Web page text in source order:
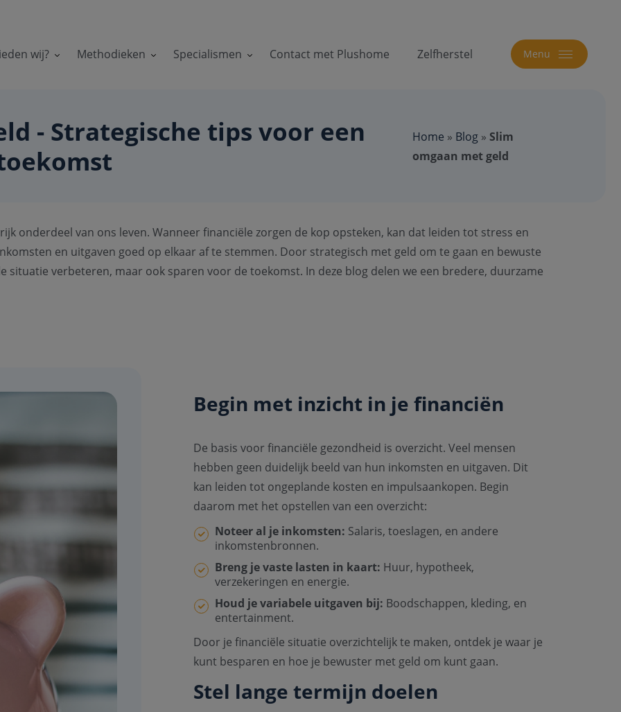
wij? Methodieken Specialismen Contact met Plushome Zelfherstel Menu
- Strategische tips voor een
Home » Blog » Slim
omgaan met geld
onderdeel van ons leven. Wanneer financiële zorgen de kop opsteken, kan dat leiden tot stress en
en uitgaven goed op elkaar af te stemmen. Door strategisch met geld om te gaan en bewuste
situatie verbeteren, maar ook sparen voor de toekomst. In deze blog delen we een bredere, duurzame
Begin met inzicht in je financiën
De basis voor financiële gezondheid is overzicht. Veel mensen
hebben geen duidelijk beeld van hun inkomsten en uitgaven. Dit
kan leiden tot ongeplande kosten en impulsaankopen. Begin
daarom met het opstellen van een overzicht:
Noteer al je inkomsten: Salaris, toeslagen, en andere
inkomstenbronnen.
Breng je vaste lasten in kaart: Huur, hypotheek,
verzekeringen en energie.
Houd je variabele uitgaven bij: Boodschappen, kleding, en
entertainment.
Door je financiële situatie overzichtelijk te maken, ontdek je waar je
kunt besparen en hoe je bewuster met geld om kunt gaan.
Stel lange termijn doelen